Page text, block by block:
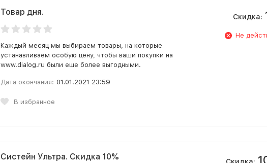
Товар дня.
Каждый месяц мы выбираем товары, на которые
устанавливаем особую цену, чтобы ваши покупки на
www.dialog.ru были еще более выгодными.
Дата окончания: 01.01.2021 23:59
В избранное
Скидка:
Не
Систейн Ультра. Скидка 10%